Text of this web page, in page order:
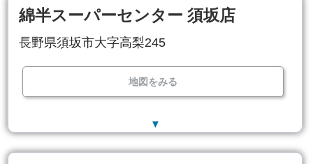
綿半スーパーセンター 須坂店
長野県須坂市大字高梨245
地図をみる
▼